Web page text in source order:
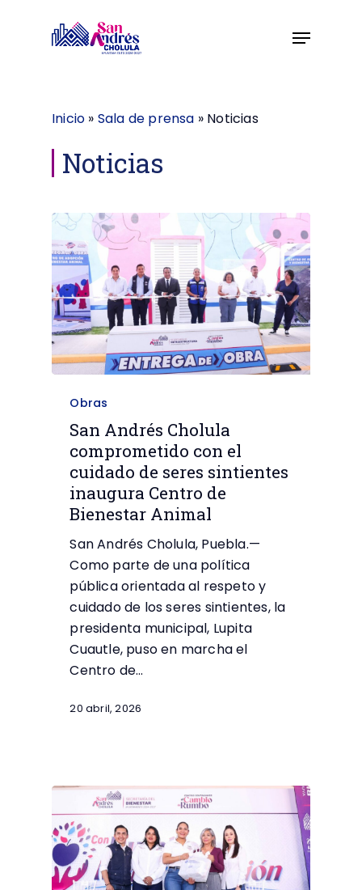
Inicio » Sala de prensa » Noticias
Noticias
Obras
San Andrés Cholula
comprometido con el
cuidado de seres sintientes
inaugura Centro de
Bienestar Animal
San Andrés Cholula, Puebla.—
Como parte de una política
pública orientada al respeto y
cuidado de los seres sintientes, la
presidenta municipal, Lupita
Cuautle, puso en marcha el
Centro de…
20 abril, 2026